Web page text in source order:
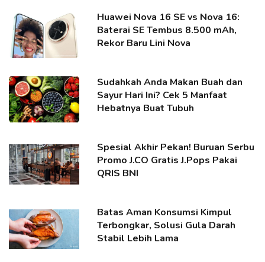
Huawei Nova 16 SE vs Nova 16:
Baterai SE Tembus 8.500 mAh,
Rekor Baru Lini Nova
Sudahkah Anda Makan Buah dan
Sayur Hari Ini? Cek 5 Manfaat
Hebatnya Buat Tubuh
Spesial Akhir Pekan! Buruan Serbu
Promo J.CO Gratis J.Pops Pakai
QRIS BNI
Batas Aman Konsumsi Kimpul
Terbongkar, Solusi Gula Darah
Stabil Lebih Lama